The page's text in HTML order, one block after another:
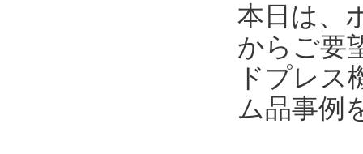
本日は、
からご要
ドプレス
ム品事例